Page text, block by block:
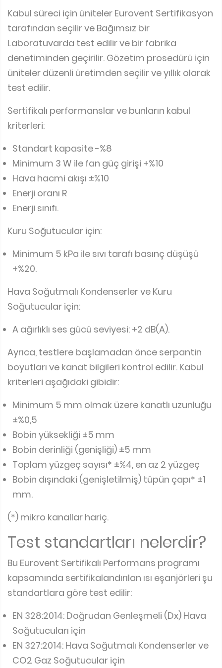
Kabul süreci için üniteler Eurovent Sertifikasyon
tarafından seçilir ve Bağımsız bir
Laboratuvarda test edilir ve bir fabrika
denetiminden geçirilir. Gözetim prosedürü için
üniteler düzenli üretimden seçilir ve yıllık olarak
test edilir.
Sertifikalı performanslar ve bunların kabul
kriterleri:
Standart kapasite -%8
Minimum 3 W ile fan güç girişi +%10
Hava hacmi akışı ±%10
Enerji oranı R
Enerji sınıfı.
Kuru Soğutucular için:
Minimum 5 kPa ile sıvı tarafı basınç düşüşü
+%20.
Hava Soğutmalı Kondenserler ve Kuru
Soğutucular için:
A ağırlıklı ses gücü seviyesi: +2 dB(A).
Ayrıca, testlere başlamadan önce serpantin
boyutları ve kanat bilgileri kontrol edilir. Kabul
kriterleri aşağıdaki gibidir:
Minimum 5 mm olmak üzere kanatlı uzunluğu
±%0,5
Bobin yüksekliği ±5 mm
Bobin derinliği (genişliği) ±5 mm
Toplam yüzgeç sayısı* ±%4, en az 2 yüzgeç
Bobin dışındaki (genişletilmiş) tüpün çapı* ±1
mm.
(*) mikro kanallar hariç.
Test standartları nelerdir?
Bu Eurovent Sertifikalı Performans programı
kapsamında sertifikalandırılan ısı eşanjörleri şu
standartlara göre test edilir:
EN 328:2014: Doğrudan Genleşmeli (Dx) Hava
Soğutucuları için
EN 327:2014: Hava Soğutmalı Kondenserler ve
CO2 Gaz Soğutucular için